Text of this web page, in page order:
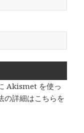
Akismet を使っ
の詳細はこちらを